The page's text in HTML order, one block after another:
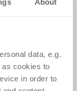
About
data, e.g.
cookies to
in order to
treiben